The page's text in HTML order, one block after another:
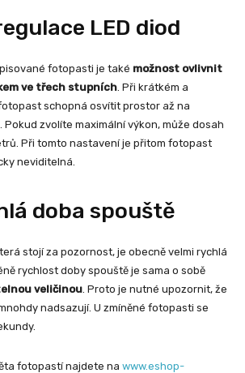
LED diod
fotopasti je také možnost ovlivnit
ve třech stupních. Při krátkém a
schopná osvítit prostor až na
Pokud zvolíte maximální výkon, může dosah
Při tomto nastavení je přitom fotopast
neviditelná.
doba spouště
stojí za pozornost, je obecně velmi rychlá
rychlost doby spouště je sama o sobě
veličinou. Proto je nutné upozornit, že
nadsazují. U zmíněné fotopasti se
fotopastí najdete na www.eshop-